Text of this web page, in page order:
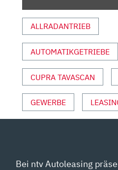
FAHRBERICHT
REVIEW
VON
YOUTUBE
ANZEIGEN
ALLRADANTRIEB
AUTOMATIKGETRIEBE
CUPRA TAVASCAN
GEWERBE
Bei ntv Autoleasing